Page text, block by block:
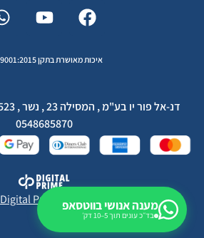
איכות מאושרת בתקן ISO 9001:2015
0548685870
Digital Prime Monetization LTD
מענה אנושי בווטסאפ
בד״כ עונים תוך 5–10 דק׳